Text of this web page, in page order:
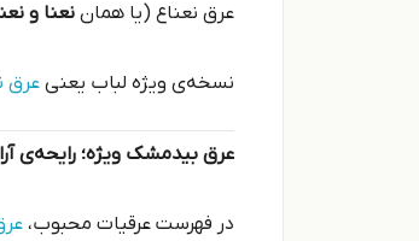
عرق نعناع (یا همان نعنا و
نسخه‌ی ویژه لباب یعنی عرق
عرق بیدمشک ویژه؛ رایحه‌ی
در فهرست عرقیات محبوب،